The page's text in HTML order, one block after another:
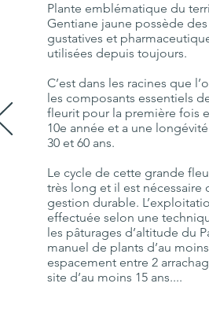
Plante emblématique du
Gentiane jaune possède
gustatives et
utilisées depuis toujours.
C’est dans les racines que
les composants essentiels
fleurit pour la première fois
10e année et a une
30 et 60 ans.
Le cycle de cette grande
très long et il est nécessaire
gestion durable.
effectuée selon une
les pâturages d’altitude du
manuel de plants d’au
espacement entre 2
site d’au moins 15 ans....